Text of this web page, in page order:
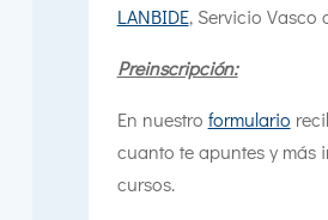
LANBIDE, Servicio Vasco
Preinscripción:
En nuestro formulario
cuanto te apuntes y más
cursos.